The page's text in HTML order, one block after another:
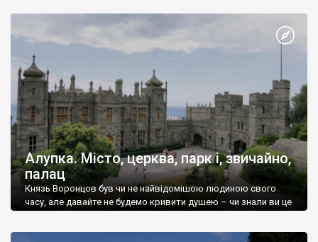
Алупка. Місто, церква, парк і, звичайно,
палац
Князь Воронцов був чи не найвідомішою людиною свого
часу, але давайте не будемо кривити душею – чи знали ви це